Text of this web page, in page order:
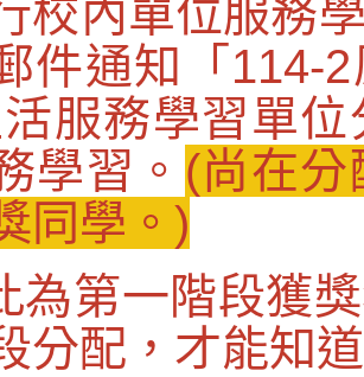
校內單位服務
件通知「114-
服務學習單
學習。 (尚在分
同學 。)
為第一階段獲
分配，才能知